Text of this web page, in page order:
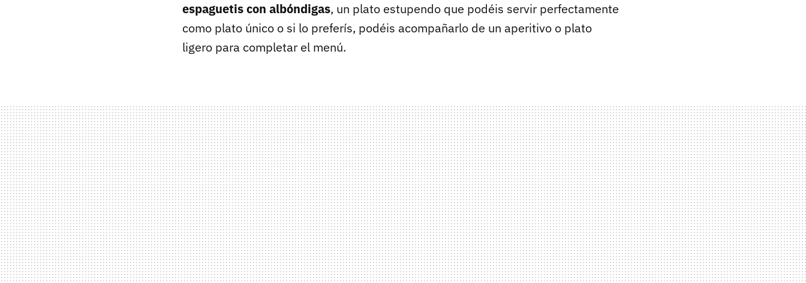
espaguetis con albóndigas, un plato estupendo que podéis servir perfectamente
como plato único o si lo preferís, podéis acompañarlo de un aperitivo o plato
ligero para completar el menú.